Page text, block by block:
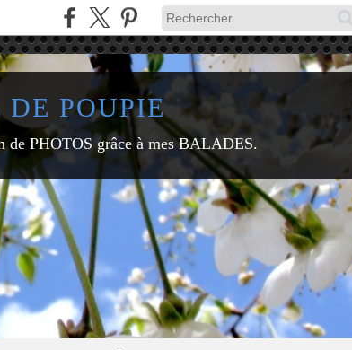
DE POUPIE
de PHOTOS grâce à mes BALADES.